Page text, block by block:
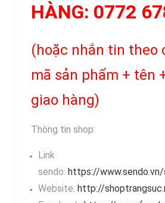
HÀNG: 0772
(hoặc nhắn tin theo
mã sản phẩm + tên
giao hàng)
Thông tin shop:
Link
sendo: https://
Website: http://